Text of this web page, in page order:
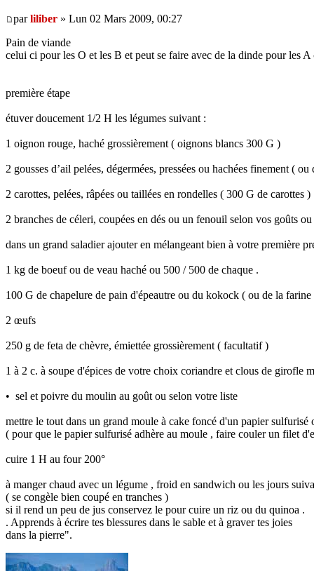
parliliber » Lun 02 Mars 2009, 00:27
Pain de viande
celui ci pour les O et les B et peut se faire avec de la dinde pour les A
première étape
étuver doucement 1/2 H les légumes suivant :
1 oignon rouge, haché grossièrement ( oignons blancs 300 G )
2 gousses d’ail pelées, dégermées, pressées ou hachées finement (
2 carottes, pelées, râpées ou taillées en rondelles ( 300 G de carottes )
2 branches de céleri, coupées en dés ou un fenouil selon vos goûts
dans un grand saladier ajouter en mélangeant bien à votre première
1 kg de boeuf ou de veau haché ou 500 / 500 de chaque .
100 G de chapelure de pain d'épeautre ou du kokock ( ou de la
2 œufs
250 g de feta de chèvre, émiettée grossièrement ( facultatif )
1 à 2 c. à soupe d'épices de votre choix coriandre et clous de girofle
• sel et poivre du moulin au goût ou selon votre liste
mettre le tout dans un grand moule à cake foncé d'un papier sulfurisé
( pour que le papier sulfurisé adhère au moule , faire couler un filet
cuire 1 H au four 200°
à manger chaud avec un légume , froid en sandwich ou les jours
( se congèle bien coupé en tranches )
si il rend un peu de jus conservez le pour cuire un riz ou du quinoa .
. Apprends à écrire tes blessures dans le sable et à graver tes joies
dans la pierre".